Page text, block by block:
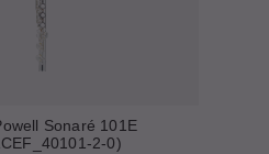
Sonaré 101E
2-0)